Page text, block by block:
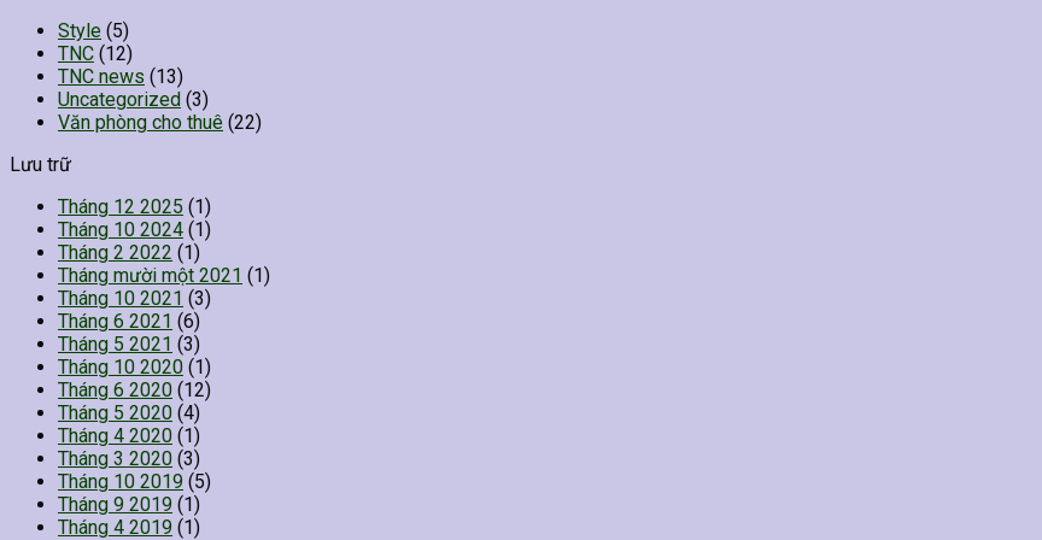
Style (5)
TNC (12)
TNC news (13)
Uncategorized (3)
Văn phòng cho thuê (22)
Lưu trữ
Tháng 12 2025 (1)
Tháng 10 2024 (1)
Tháng 2 2022 (1)
Tháng mười một 2021 (1)
Tháng 10 2021 (3)
Tháng 6 2021 (6)
Tháng 5 2021 (3)
Tháng 10 2020 (1)
Tháng 6 2020 (12)
Tháng 5 2020 (4)
Tháng 4 2020 (1)
Tháng 3 2020 (3)
Tháng 10 2019 (5)
Tháng 9 2019 (1)
Tháng 4 2019 (1)